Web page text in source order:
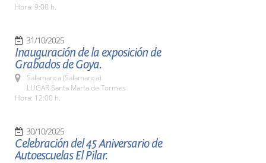
Hora: 9:00 h.
31/10/2025
Inauguración de la exposición de
Grabados de Goya.
Salamanca (Salamanca)
LUGAR Santa Marta de Tormes
Hora: 12:00 h.
30/10/2025
Celebración del 45 Aniversario de
Autoescuelas El Pilar.